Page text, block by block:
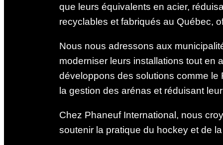
que leurs équivalents en acier,
recyclables et fabriqués au Québec,
Nous nous adressons aux
moderniser leurs installations tout en
développons des solutions comme le
la gestion des arénas et réduisant
Chez Phaneuf International, nous
soutenir la pratique du hockey et de